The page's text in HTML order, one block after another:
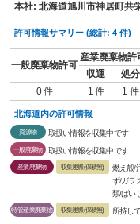
本社: 北海道旭川市神居町共
許可情報サマリー (総計: 4 件)
一般廃棄物許可
産業廃棄物許
収運
処分
0 件
1 件 1 件
北海道内の許可情報
資源物 取扱い情報を収集中です
一般廃棄物 取扱い情報を収集中です
産業廃棄物 収集運搬(保積無)
燃え殻/
ず/ガラ
類/ばい
特管産業廃棄物 収集運搬(保積無) 所持し